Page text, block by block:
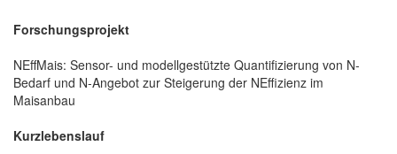
Forschungsprojekt
NEffMais: Sensor- und modellgestützte Quantifizierung von N-
Bedarf und N-Angebot zur Steigerung der NEffizienz im
Maisanbau
Kurzlebenslauf